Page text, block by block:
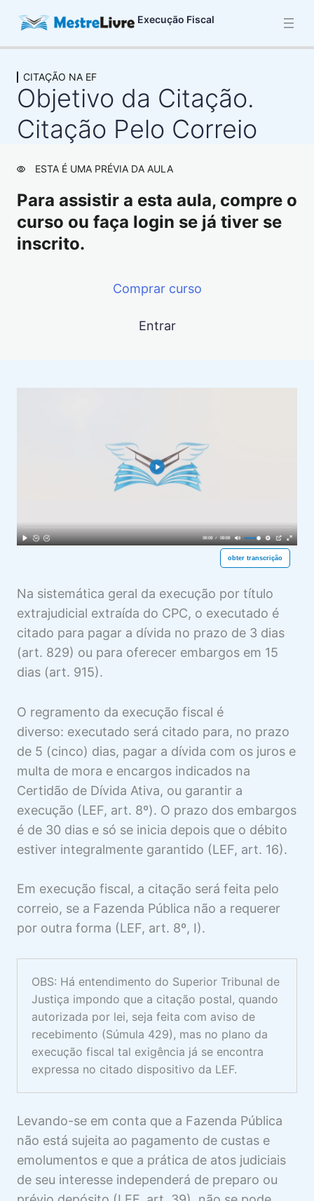
Execução Fiscal
INTRODUÇÃO AO PROCESSO DE
EXECUÇÃO FISCAL
2 aulas
LEGITIMAÇÃO ATIVA NA EF
EXECUÇÃO CONTRA A FAZENDA,
APLICAÇÃO DO CPC E MINISTÉRIO
PÚBLICO
2 aulas
DÍVIDA ATIVA
LEGITIMAÇÃO PASSIVA NA EF
COMPETÊNCIA PARA A EF
CITAÇÃO NA EF
Objetivo da Citação. Citação Pelo Correio
Despacho que Ordena a Citação e
Interrupção da Prescrição
Visualização
15 aulas
DEFESA DO EXECUTADO NA EF
8 aulas
EXECUÇÃO POR CARTA
1 aula
ALIENAÇÃO ANTECIPADA NA EF
LEILÃO NA EF
4 aulas
ADJUDICAÇÃO NA EF
1 aula
INTIMAÇÃO DA FAZENDA PÚBLICA
NA EF
DESISTÊNCIA E SUCUMBÊNCIA NA
EF
REUNIÃO DE PROCESSOS NA EF
1 aula
CONCURSO DE CREDORES E EF
RECURSOS NA EXECUÇÃO FISCAL
DE ALÇADA
2 aulas
EXIGÊNCIA DE DEPÓSITO E
CONCOMITÂNCIA DE INSTÂNCIAS
1 aula
ISENÇÃO DE TAXA JUDICIÁRIA NA
EF
SUSPENSÃO DO PROCESSO E
PRESCRIÇÃO NA EF
2 aulas
CITAÇÃO NA EF
Objetivo da Citação.
Citação Pelo Correio
ESTA É UMA PRÉVIA DA AULA
Para assistir a esta aula, compre o
curso ou faça login se já tiver se
inscrito.
Comprar curso
Entrar
obter transcrição
Na sistemática geral da execução por título
extrajudicial extraída do CPC, o executado é
citado para pagar a dívida no prazo de 3 dias
(art. 829) ou para oferecer embargos em 15
dias (art. 915).
O regramento da execução fiscal é
diverso: executado será citado para, no prazo
de 5 (cinco) dias, pagar a dívida com os juros e
multa de mora e encargos indicados na
Certidão de Dívida Ativa, ou garantir a
execução (LEF, art. 8º). O prazo dos embargos
é de 30 dias e só se inicia depois que o débito
estiver integralmente garantido (LEF, art. 16).
Em execução fiscal, a citação será feita pelo
correio, se a Fazenda Pública não a requerer
por outra forma (LEF, art. 8º, I).
OBS: Há entendimento do Superior Tribunal de
Justiça impondo que a citação postal, quando
autorizada por lei, seja feita com aviso de
recebimento (Súmula 429), mas no plano da
execução fiscal tal exigência já se encontra
expressa no citado dispositivo da LEF.
Levando-se em conta que a Fazenda Pública
não está sujeita ao pagamento de custas e
emolumentos e que a prática de atos judiciais
de seu interesse independerá de preparo ou